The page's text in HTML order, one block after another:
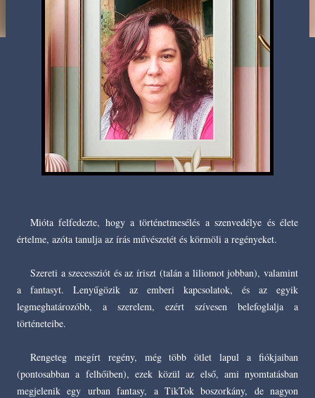
Mióta felfedezte, hogy a történetmesélés a szenvedélye és élete
értelme, azóta tanulja az írás művészetét és körmöli a regényeket.
Szereti a szecessziót és az íriszt (talán a liliomot jobban), valamint
a fantasyt. Lenyűgözik az emberi kapcsolatok, és az egyik
legmeghatározóbb, a szerelem, ezért szívesen belefoglalja a
történeteibe.
Rengeteg megírt regény, még több ötlet lapul a fiókjaiban
(pontosabban a felhőiben), ezek közül az első, ami nyomtatásban
megjelenik egy urban fantasy, a TikTok boszorkány, de nagyon